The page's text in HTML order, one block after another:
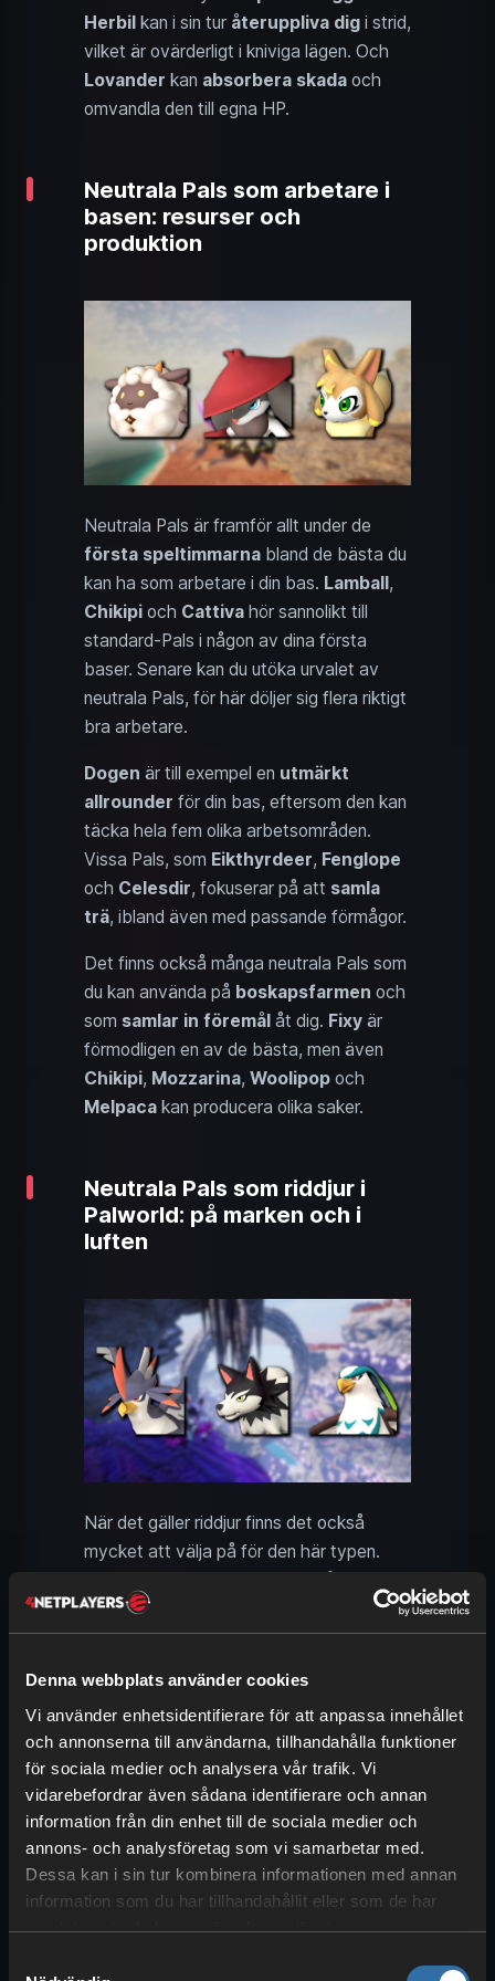
Denna webbplats använder cookies
Vi använder enhetsidentifierare för att anpassa innehållet
och annonserna till användarna, tillhandahålla funktioner
för sociala medier och analysera vår trafik. Vi
vidarebefordrar även sådana identifierare och annan
information från din enhet till de sociala medier och
annons- och analysföretag som vi samarbetar med.
Dessa kan i sin tur kombinera informationen med annan
information som du har tillhandahållit eller som de har
samlat in när du har använt deras tjänster.
Herbil kan i sin tur återuppliva dig i strid,
vilket är ovärderligt i kniviga lägen. Och
Lovander kan absorbera skada och
omvandla den till egna HP.
Neutrala Pals som arbetare i
basen: resurser och
produktion
Neutrala Pals är framför allt under de
första speltimmarna bland de bästa du
kan ha som arbetare i din bas. Lamball,
Chikipi och Cattiva hör sannolikt till
standard-Pals i någon av dina första
baser. Senare kan du utöka urvalet av
neutrala Pals, för här döljer sig flera riktigt
bra arbetare.
Dogen är till exempel en utmärkt
allrounder för din bas, eftersom den kan
täcka hela fem olika arbetsområden.
Vissa Pals, som Eikthyrdeer, Fenglope
och Celesdir, fokuserar på att samla
trä, ibland även med passande förmågor.
Det finns också många neutrala Pals som
du kan använda på boskapsfarmen och
som samlar in föremål åt dig. Fixy är
förmodligen en av de bästa, men även
Chikipi, Mozzarina, Woolipop och
Melpaca kan producera olika saker.
Neutrala Pals som riddjur i
Palworld: på marken och i
luften
När det gäller riddjur finns det också
mycket att välja på för den här typen.
och slutet av spelet.
handlar det
ommarkbundna riddjur, men några
Debästa riddjurenav typen Neutral är:
Direhowl
är ett av de bästa
riddjuren tidigt i spelet. Du låser upp
sadeln på nivå 9, alltså ganska
tidigt.
MedEikthyrdeer på nivå 12 kan du
samlaträbetydligt snabbare.
Nitewingär den enda flygande